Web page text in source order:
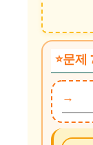
문제